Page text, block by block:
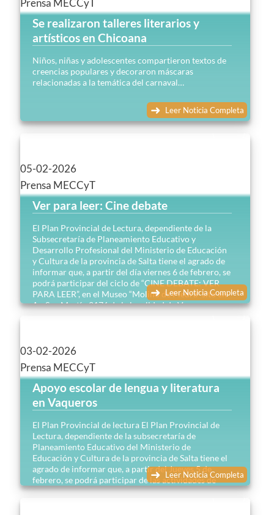
Prensa MECCyT
Se realizaron talleres literarios y
artísticos en Chicoana
Niños, niñas y adolescentes compartieron textos de
creencias populares y decoraron máscaras
relacionadas a la temática del carnaval…
Leer Noticia Completa
05-02-2026
Prensa MECCyT
Ver para leer: Cine debate
El Plan Provincial de Lectura, dependiente de la
Subsecretaría de Planeamiento Educativo y
Desarrollo Profesional del Ministerio de Educación
y Cultura de la provincia de Salta tiene el agrado de
informar que, a partir del día viernes 6 de febrero, se
podrá participar del ciclo de “CINE DEBATE: VER
PARA LEER”, en el Museo “Molino de Piedra” sito en
Av. San Martín 2176 de la localidad de Vaqueros en
Leer Noticia Completa
03-02-2026
Prensa MECCyT
Apoyo escolar de lengua y literatura
en Vaqueros
El Plan Provincial de lectura El Plan Provincial de
Lectura, dependiente de la subsecretaría de
Planeamiento Educativo del Ministerio de
Educación y Cultura de la provincia de Salta tiene el
agrado de informar que, a partir del Jueves 5 de
febrero, se podrá participar de las actividades de
apoyo escolar en Lengua y literatura para Nivel
Leer Noticia Completa